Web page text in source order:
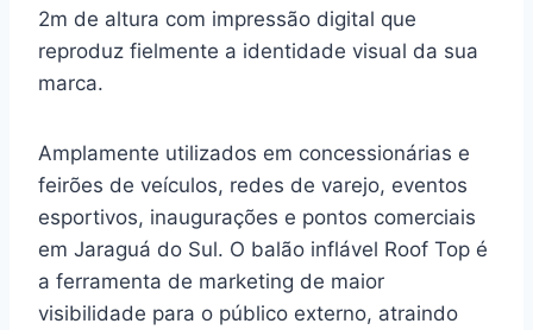
2m de altura com impressão digital que
reproduz fielmente a identidade visual da sua
marca.
Amplamente utilizados em concessionárias e
feirões de veículos, redes de varejo, eventos
esportivos, inaugurações e pontos comerciais
em Jaraguá do Sul. O balão inflável Roof Top é
a ferramenta de marketing de maior
visibilidade para o público externo, atraindo